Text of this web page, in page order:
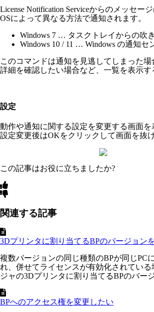
License Notification Serviceからのメッセー
OSによって異なる方法で通知されます。
Windows 7 … タスクトレイからの吹
Windows 10 / 11 … Windows の通知セ
このコマンドは通知を見逃してしまった
詳細を確認したい場合など、一覧を表示す
設定
動作や通知に関する設定を変更する画面を
設定変更後はOKをクリックして画面を抜
この記事はお役に立ちましたか?
関連する記事
3Dプリンタに割り当てるBPのバージョン
複数バージョンの同じ種類のBPが同じPC
れ、併せてライセンスが有効化されている
ジャの3Dプリンタに割り当てるBPのバー
BPへのアクセス権を変更したい